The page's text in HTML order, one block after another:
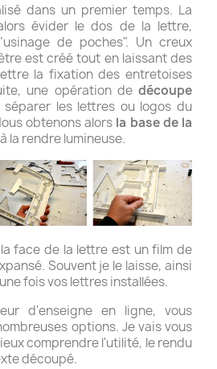
dans un premier temps. La
évider le dos de la lettre,
de poches". Un creux
est créé tout en laissant des
la fixation des entretoises
une opération de découpe
les lettres ou logos du
obtenons alors la base de la
la rendre lumineuse.
face de la lettre est un film de
Souvent je le laisse, ainsi
fois vos lettres installées.
d'enseigne en ligne, vous
options. Je vais vous
comprendre l'utilité, le rendu
découpé.